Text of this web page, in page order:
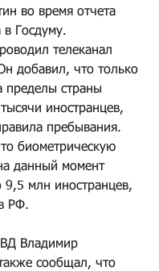
во время отчета
в Госдуму.
телеканал
добавил, что только
пределы страны
иностранцев,
пребывания.
биометрическую
данный момент
млн иностранцев,
РФ.
Владимир
сообщал, что